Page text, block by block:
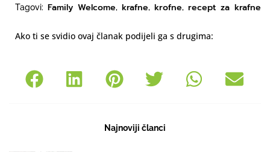
Tagovi: Family Welcome, krafne, krofne, recept za krafne
Ako ti se svidio ovaj članak podijeli ga s drugima:
Najnoviji članci